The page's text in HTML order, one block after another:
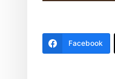
Facebook